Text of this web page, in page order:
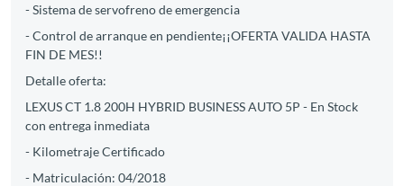
- Sistema de servofreno de emergencia
- Control de arranque en pendiente¡¡OFERTA VALIDA HASTA
FIN DE MES!!
Detalle oferta:
LEXUS CT 1.8 200H HYBRID BUSINESS AUTO 5P - En Stock
con entrega inmediata
- Kilometraje Certificado
- Matriculación: 04/2018